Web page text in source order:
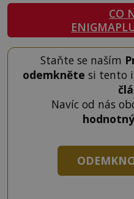
CO
Staňte se naším
odemkněte si tento i
Navíc od nás